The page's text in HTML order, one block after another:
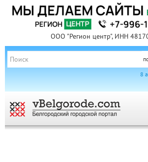
ООО "Регион центр", ИНН
8